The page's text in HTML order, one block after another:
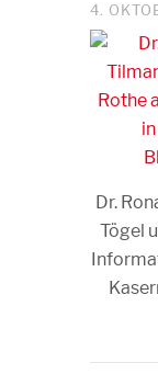
4.
Dr.
Tögel